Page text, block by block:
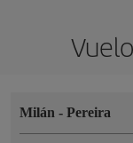
Milán - Pereira